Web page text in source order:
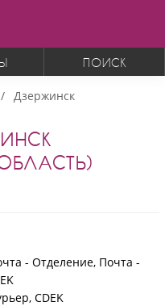
ПОИСК
Дзержинск
- Отделение, Почта -
CDEK